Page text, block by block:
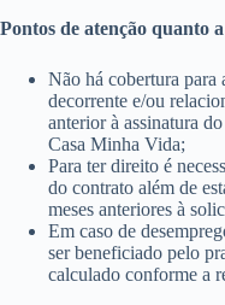
Pontos de atenção quanto
Não há cobertura para
decorrente e/ou
anterior à assinatura
Casa Minha Vida;
Para ter direito é
do contrato além de
meses anteriores à
Em caso de
ser beneficiado pelo
calculado conforme a